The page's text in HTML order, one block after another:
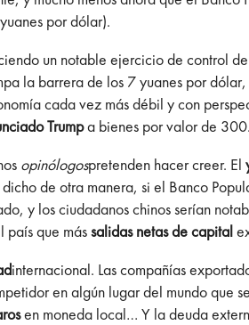
por dólar).
un notable ejercicio de control
la barrera de los 7 yuanes por
cada vez más débil y con
Trumpa bienes por valor de
opinólogospretenden hacer creer. El
de otra manera, si el Banco
y los ciudadanos chinos serían
país que mássalidas netas de capital
internacional. Las compañías
en algún lugar del mundo que
en moneda local… Y la deuda